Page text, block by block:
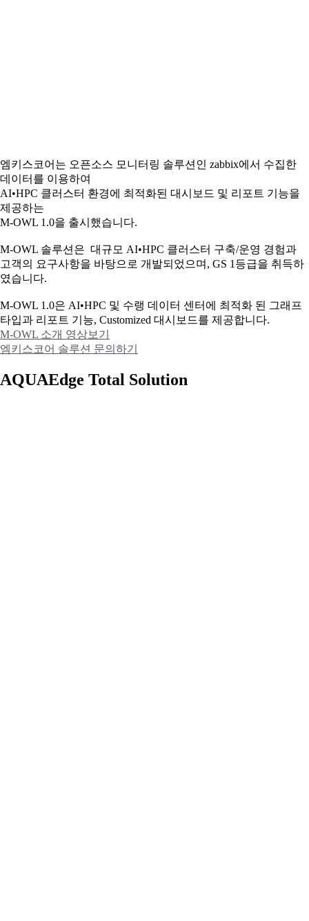
엠키스코어는 오픈소스 모니터링 솔루션인 zabbix에서 수집한
데이터를 이용하여
AI•HPC 클러스터 환경에 최적화된 대시보드 및 리포트 기능을
제공하는
M-OWL 1.0을 출시했습니다.
M-OWL 솔루션은 대규모 AI•HPC 클러스터 구축/운영 경험과
고객의 요구사항을 바탕으로 개발되었으며, GS 1등급을 취득하
였습니다.
M-OWL 1.0은 AI•HPC 및 수랭 데이터 센터에 최적화 된 그래프
타입과 리포트 기능, Customized 대시보드를 제공합니다.
M-OWL 소개 영상보기
엠키스코어 솔루션 문의하기
AQUAEdge Total Solution